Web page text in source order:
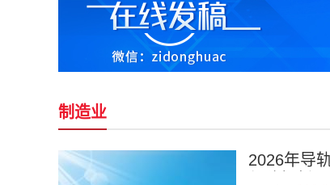
制造业
2026年导